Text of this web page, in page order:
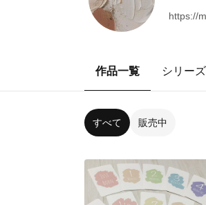
https://
作品一覧 シリーズ
すべて 販売中